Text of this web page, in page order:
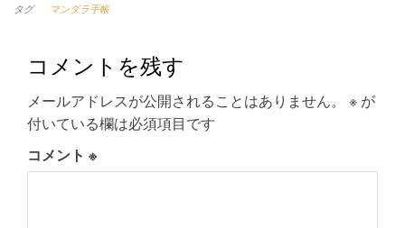
タグ マンダラ手帳
コメントを残す
メールアドレスが公開されることはありません。 ※ が
付いている欄は必須項目です
コメント ※